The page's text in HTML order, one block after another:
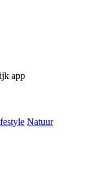
app
Natuur